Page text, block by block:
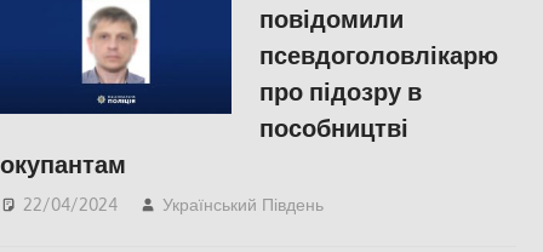
повідомили
псевдоголовлікарю
про підозру в
пособництві
окупантам
22/04/2024 Український Південь